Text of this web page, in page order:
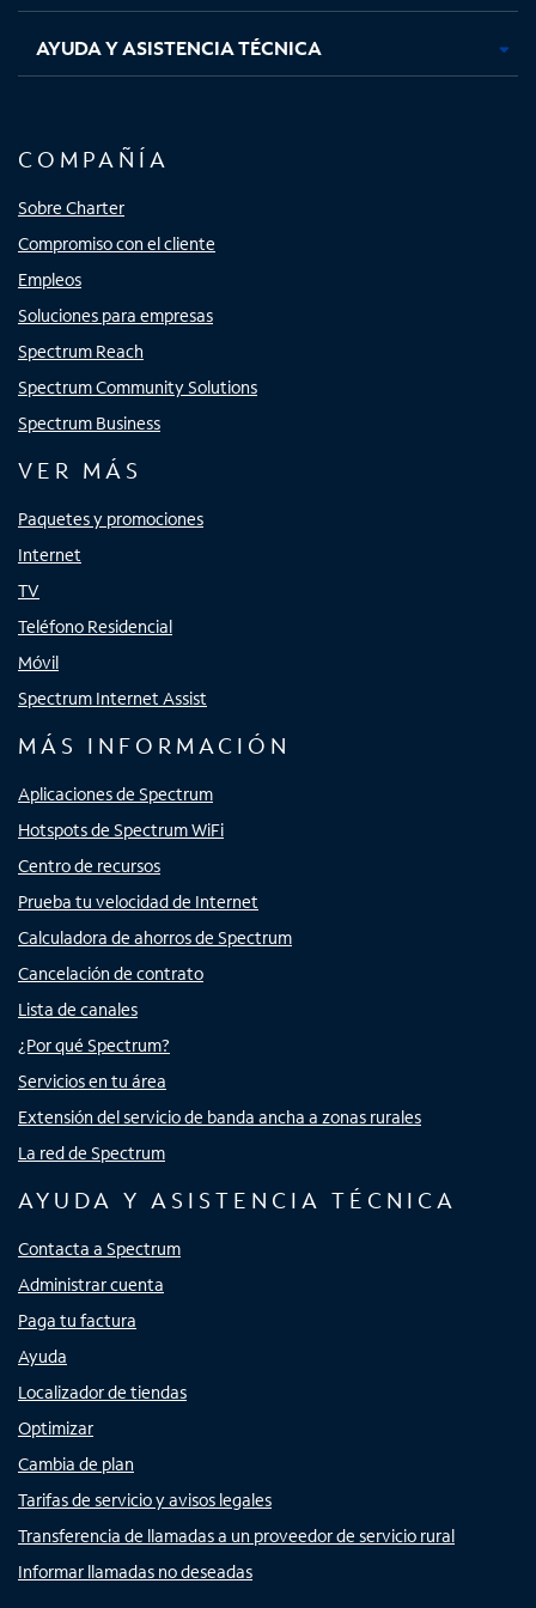
AYUDA Y ASISTENCIA TÉCNICA
COMPAÑÍA
Sobre Charter
Compromiso con el cliente
Empleos
Soluciones para empresas
Spectrum Reach
Spectrum Community Solutions
Spectrum Business
VER MÁS
Paquetes y promociones
Internet
TV
Teléfono Residencial
Móvil
Spectrum Internet Assist
MÁS INFORMACIÓN
Aplicaciones de Spectrum
Hotspots de Spectrum WiFi
Centro de recursos
Prueba tu velocidad de Internet
Calculadora de ahorros de Spectrum
Cancelación de contrato
Lista de canales
¿Por qué Spectrum?
Servicios en tu área
Extensión del servicio de banda ancha a zonas rurales
La red de Spectrum
AYUDA Y ASISTENCIA TÉCNICA
Contacta a Spectrum
Administrar cuenta
Paga tu factura
Ayuda
Localizador de tiendas
Optimizar
Cambia de plan
Tarifas de servicio y avisos legales
Transferencia de llamadas a un proveedor de servicio rural
Informar llamadas no deseadas